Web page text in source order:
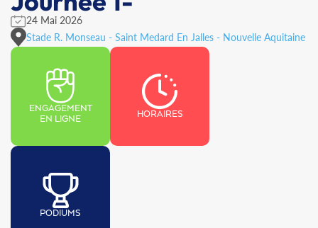
24 Mai 2026
Stade R. Monseau - Saint Medard En Jalles - Nouvelle Aquitaine
ENGAGEMENT
EN LIGNE
HORAIRES
PODIUMS